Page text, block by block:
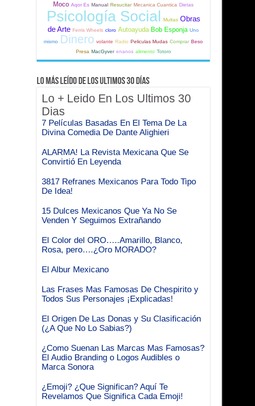
Moco Aqor Es Manual Resucitar Mecanica Cuantica Dietas
Psicología Social Multas Obras
de Arte Ferris Wheels cloro Autoayuda Bob Esponja Uno
mismo Dinero volante Radio Peliculas Mudas Comprar Beso
Presa MacGyver enanos alimento Totoro
Lo Más Leído de Los Ultimos 30 Días
Lo + Leido En Los Ultimos 30
Dias
7 Películas Basadas En El Tema De La
Divina Comedia De Dante Alighieri
ALARMA! La Revista Mexicana Que Se
Convirtió En Leyenda
3817 Refranes Mexicanos Para Todo Tipo
De Idea!
15 Dulces Mexicanos Que Ya No Se
Venden Y Seguimos Extrañando
El Color del ORO…..Amarillo, Blanco,
Rosa, pero….¿Oro MORADO?
El Albur Mexicano
Las Frases Mas Famosas De Chespirito y
Todos Sus Personajes ¡Explicadas!
El Origen De Las Donas y Su Clasificación
(¿A Que No Lo Sabias?)
¿Como Suenan Las Marcas Mas Famosas?
El Audio Branding o Logos Audibles o
Marca Sonora
¿Emoji? ¿Que Significan? Aquí Te
Revelamos Que Significa Cada Emoji!